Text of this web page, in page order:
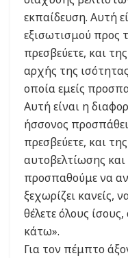
εκπαίδευση. Αυτή
εξισωτισμού προς
πρεσβεύετε, και
αρχής της
οποία εμείς
Αυτή είναι η
ήσσονος
πρεσβεύετε, και
αυτοβελτίωσης και
προσπαθούμε να
ξεχωρίζει κανείς,
θέλετε όλους
κάτω».
Για τον πέμπτο